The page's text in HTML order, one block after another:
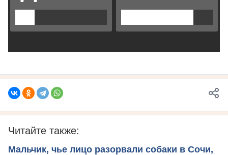
Читайте также:
Мальчик, чье лицо разорвали собаки в Сочи,